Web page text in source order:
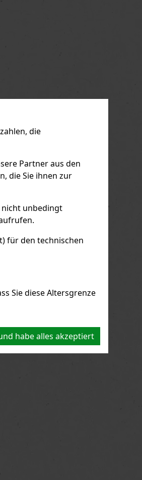
die
Partner aus den
die Sie ihnen zur
nicht unbedingt
für den technischen
Sie diese Altersgrenze
habe alles akzeptiert